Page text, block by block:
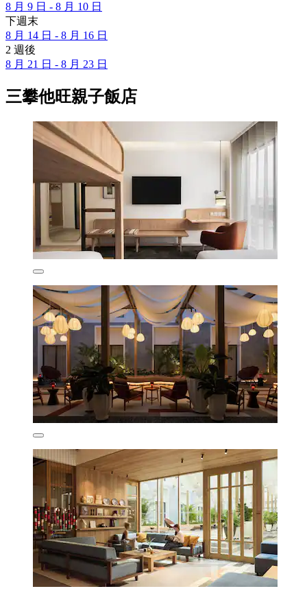
8 月 9 日 - 8 月 10 日
下週末
8 月 14 日 - 8 月 16 日
2 週後
8 月 21 日 - 8 月 23 日
三攀他旺親子飯店